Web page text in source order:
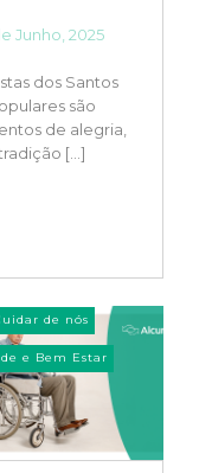
Junho, 2025
dos Santos
são
de alegria,
[...]
de nós
e Bem Estar